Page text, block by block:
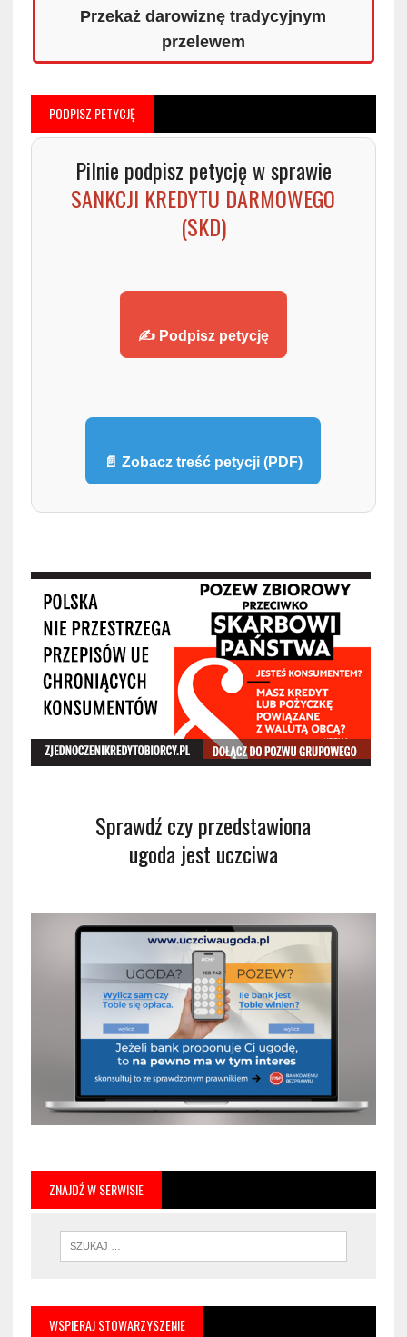
Przekaż darowiznę tradycyjnym
przelewem
PODPISZ PETYCJĘ
Pilnie podpisz petycję w sprawie
SANKCJI KREDYTU DARMOWEGO
(SKD)
✍️ Podpisz petycję
📄 Zobacz treść petycji (PDF)
Sprawdź czy przedstawiona
ugoda jest uczciwa
ZNAJDŹ W SERWISIE
WSPIERAJ STOWARZYSZENIE